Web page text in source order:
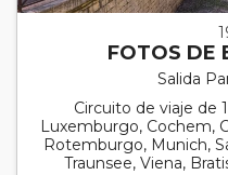
FOTOS DE
Salida
Circuito de viaje de
Luxemburgo, Cochem,
Rotemburgo, Munich,
Traunsee, Viena,